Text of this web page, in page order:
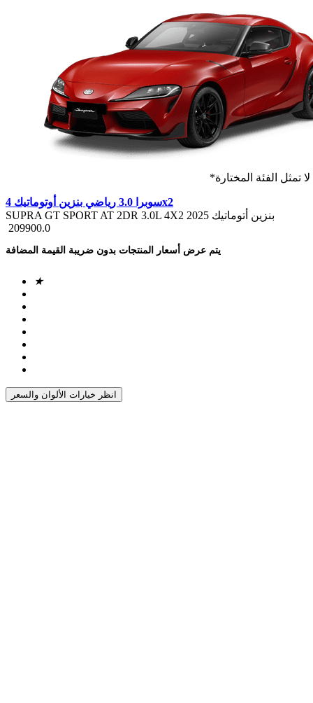
الفئة المختارة
سوبرا 3.0 رياضي بنزين أوتوماتيك 4x2
SUPRA GT SPORT AT 2DR 3.0L 4X2 بنزين أتوماتيك 2025
209900.0
يتم عرض أسعار المنتجات بدون ضريبة القيمة المضافة
★
انظر خيارات الألوان والسعر